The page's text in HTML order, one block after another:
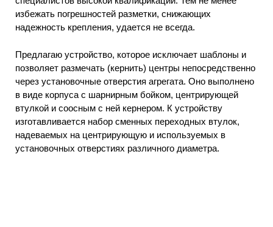
избежать погрешностей разметки, снижающих
надежность крепления, удается не всегда.
Предлагаю устройство, которое исключает шаблоны и
позволяет размечать (кернить) центры непосредственно
через установочные отверстия агрегата. Оно выполнено
в виде корпуса с шарнирным бойком, центрирующей
втулкой и соосным с ней кернером. К устройству
изготавливается набор сменных переходных втулок,
надеваемых на центрирующую и используемых в
установочных отверстиях различного диаметра.